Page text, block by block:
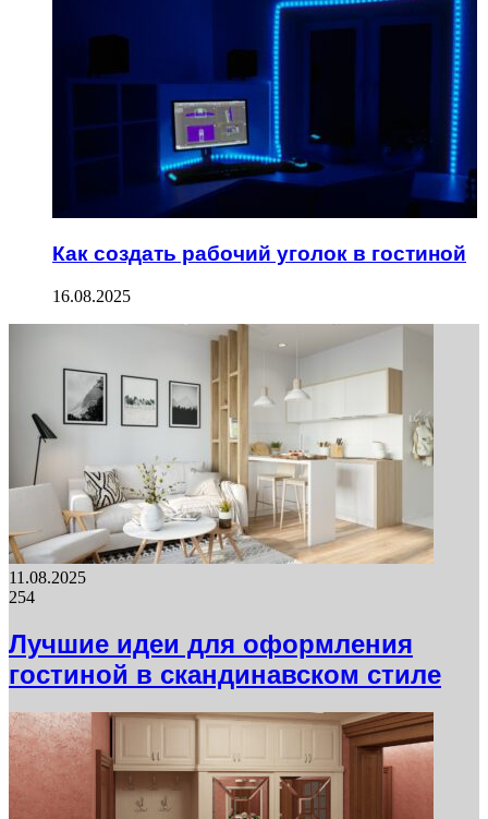
Как создать рабочий уголок в гостиной
16.08.2025
11.08.2025
254
Лучшие идеи для оформления
гостиной в скандинавском стиле